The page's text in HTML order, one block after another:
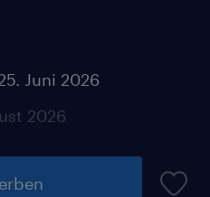
Juni 2026
2026